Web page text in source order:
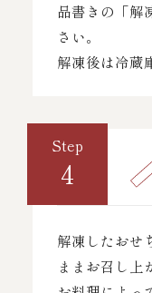
品書きの「解
さい。
解凍後は冷蔵
Step
4
解凍したおせ
ままお召し上